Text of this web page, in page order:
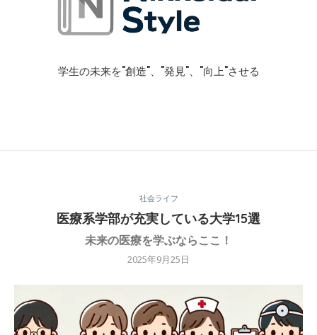
学生の未来を"創造"、"発見"、"向上"させる
社会ライフ
医療系学部が充実している大学15選
未来の医療を学ぶならここ！
2025年9月25日